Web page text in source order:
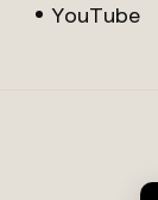
YouTube